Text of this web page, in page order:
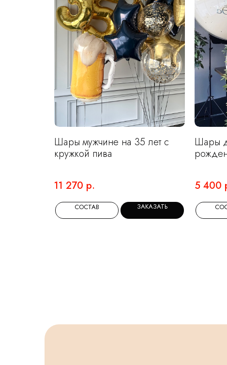
Шары мужчине на 35 лет с
кружкой пива
11 270 р.
СОСТАВ ЗАКАЗАТЬ
Шары
5 400